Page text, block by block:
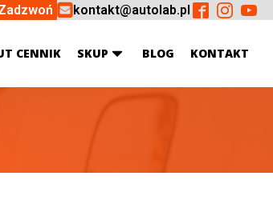
kontakt@autolab.pl
CENNIK SKUP BLOG KONTAKT